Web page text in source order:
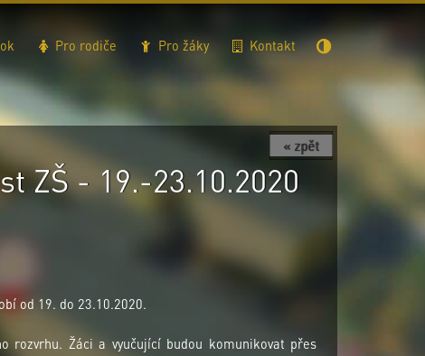
Pro rodiče Pro žáky Kontakt
« zpět
ZŠ - 19.-23.10.2020
od 19. do 23.10.2020.
rozvrhu. Žáci a vyučující budou komunikovat přes